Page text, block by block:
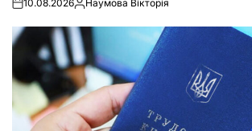
on10.08.2026Опубліковано
Наумова Вікторія